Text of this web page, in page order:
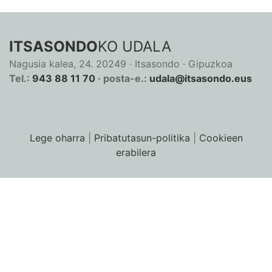
ITSASONDOKO UDALA
Nagusia kalea, 24. 20249 · Itsasondo · Gipuzkoa
Tel.: 943 88 11 70 · posta-e.: udala@itsasondo.eus
Lege oharra Pribatutasun-politika
Cookieen
erabilera